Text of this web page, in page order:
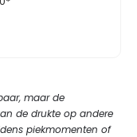
maar de
de drukte op andere
piekmomenten of